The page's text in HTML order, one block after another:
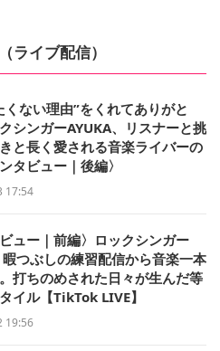
ライブ配信）
くない理由”をくれてありがと
シンガーAYUKA、リスナーと挑
と長く愛される音楽ライバーの
タビュー｜後編〉
17:54
ビュー｜前編〉ロックシンガー
つぶしの練習配信から音楽一本
打ちのめされた日々が生んだ等
イル【TikTok LIVE】
19:56